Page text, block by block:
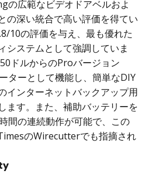
の広範なビデオドアベルおよ
の深い統合で高い評価を得てい
10の評価を与え、最も優れた
システムとして強調していま
ドルからのProバージョン
ターとして機能し、簡単なDIY
インターネットバックアップ用
ます。また、補助バッテリーを
間の連続動作が可能で、この
のWirecutterでも指摘され